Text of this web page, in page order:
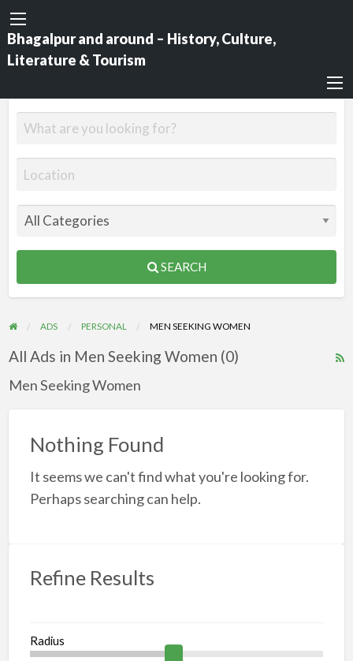
Bhagalpur and around – History, Culture,
Literature & Tourism
SEARCH
ADS PERSONAL MEN SEEKING WOMEN
All Ads in Men Seeking Women (0)
Men Seeking Women
Nothing Found
It seems we can't find what you're looking for.
Perhaps searching can help.
Refine Results
Radius